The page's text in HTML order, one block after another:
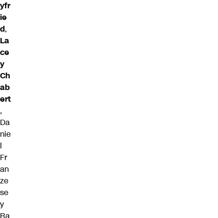
yfr
ie
d,
La
ce
y
Ch
ab
ert
,
Da
nie
l
Fr
an
ze
se
y
Ra